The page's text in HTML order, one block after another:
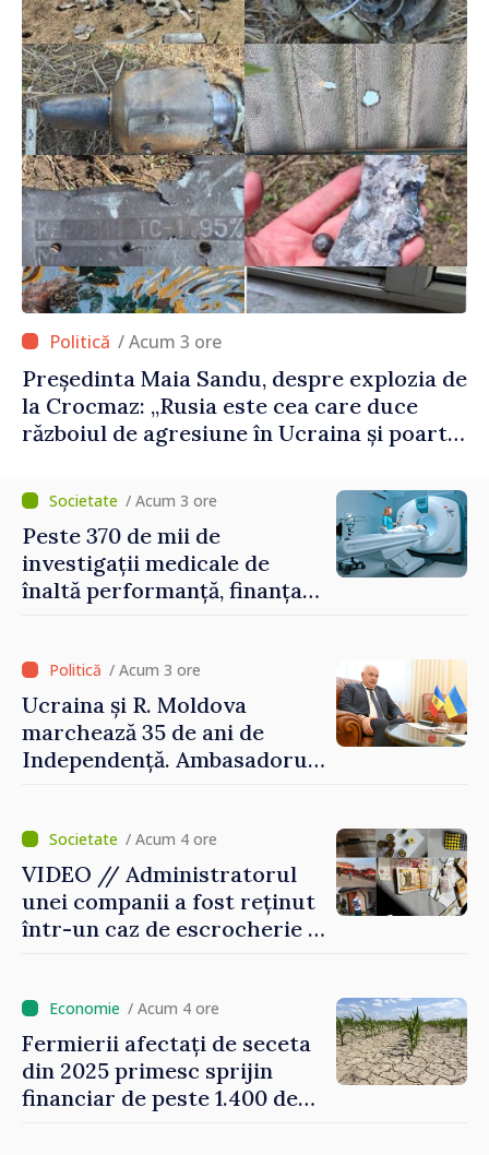
/ Acum 3 ore
Președinta Maia Sandu, despre explozia de
la Crocmaz: „Rusia este cea care duce
războiul de agresiune în Ucraina și poartă
casele oamenilor noștri”
/ Acum 3 ore
Peste 370 de mii de
investigații medicale de
înaltă performanță, finanțate
/ Acum 3 ore
Ucraina și R. Moldova
marchează 35 de ani de
Independență. Ambasadorul
suntem rezistenți și știm să
ne punctăm prioritățile
pentru viitor”
/ Acum 4 ore
VIDEO // Administratorul
unei companii a fost reținut
într-un caz de escrocherie și
domeniul agricol
/ Acum 4 ore
Fermierii afectați de seceta
din 2025 primesc sprijin
financiar de peste 1.400 de